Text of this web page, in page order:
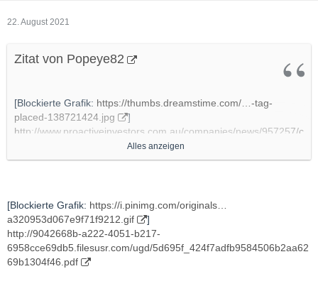
22. August 2021
Zitat von Popeye82
[Blockierte Grafik: https://thumbs.dreamstime.com/…-tag-
placed-138721424.jpg
]
http://www.proactiveinvestors.com.au/companies/news/957257/c
offee-with-samso-the-real-value-of-blackstone-minerals-
957257.html
- Chapters
00:00 Introduction
01:24 How is the business going?
Alles anzeigen
[Blockierte Grafik: https://i.pinimg.com/originals…
a320953d067e9f71f9212.gif
]
http://9042668b-a222-4051-b217-
6958cce69db5.filesusr.com/ugd/5d695f_424f7adfb9584506b2aa62
69b1304f46.pdf